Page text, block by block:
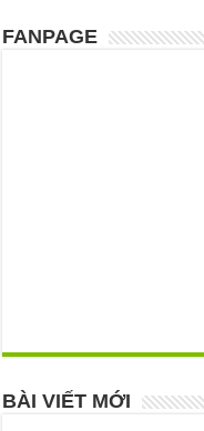
FANPAGE
BÀI VIẾT MỚI